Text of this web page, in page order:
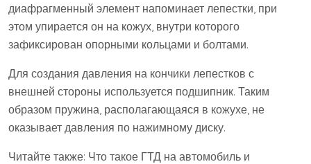
диафрагменный элемент напоминает лепестки, при
этом упирается он на кожух, внутри которого
зафиксирован опорными кольцами и болтами.
Для создания давления на кончики лепестков с
внешней стороны используется подшипник. Таким
образом пружина, располагающаяся в кожухе, не
оказывает давления по нажимному диску.
Читайте также: Что такое ГТД на автомобиль и